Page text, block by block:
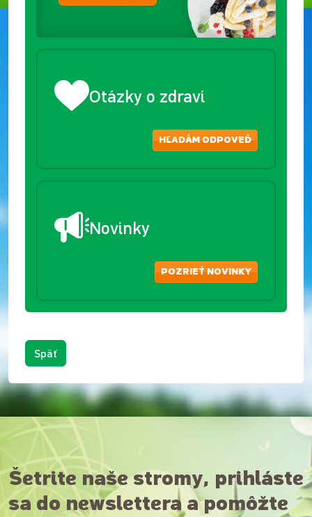
Otázky o zdraví
HĽADÁM ODPOVEĎ
Novinky
POZRIEŤ NOVINKY
Späť
Šetrite naše stromy, prihláste
sa do newslettera a pomôžte